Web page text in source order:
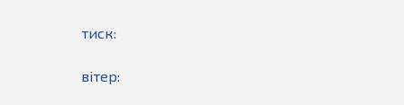
тиск:
вітер: